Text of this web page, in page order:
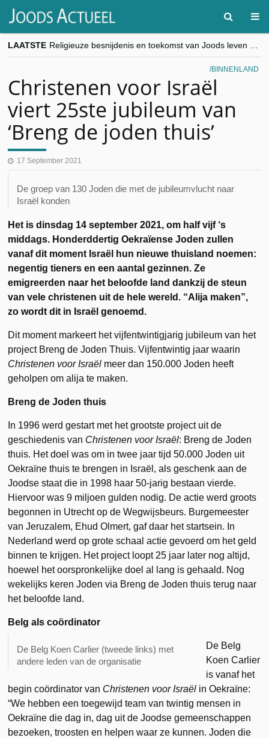
LAATSTE
“Besnijdenisdebat toont hoe moeilijk seculiere Westen minderheden begrijpt”, Jinnih Beels (Vooruit)
CITYTRIP | ROEMENIË – Boekarest: de verrassing van Oost-Europa
BINNENLAND
Christenen voor Israël
viert 25ste jubileum van
‘Breng de joden thuis’
17 September 2021
De groep van 130 Joden die met de jubileumvlucht naar
Israël konden
Het is dinsdag 14 september 2021, om half vijf ‘s
middags. Honderddertig Oekraïense Joden zullen
vanaf dit moment Israël hun nieuwe thuisland noemen:
negentig tieners en een aantal gezinnen. Ze
emigreerden naar het beloofde land dankzij de steun
van vele christenen uit de hele wereld. “Alija maken”,
zo wordt dit in Israël genoemd.
Dit moment markeert het vijfentwintigjarig jubileum van het
project Breng de Joden Thuis. Vijfentwintig jaar waarin
Christenen voor Israël meer dan 150.000 Joden heeft
geholpen om alija te maken.
Breng de Joden thuis
In 1996 werd gestart met het grootste project uit de
geschiedenis van Christenen voor Israël: Breng de Joden
thuis. Het doel was om in twee jaar tijd 50.000 Joden uit
Oekraïne thuis te brengen in Israël, als geschenk aan de
Joodse staat die in 1998 haar 50-jarig bestaan vierde.
Hiervoor was 9 miljoen gulden nodig. De actie werd groots
begonnen in Utrecht op de Wegwijsbeurs. Burgemeester
van Jeruzalem, Ehud Olmert, gaf daar het startsein. In
Nederland werd op grote schaal actie gevoerd om het geld
binnen te krijgen. Het project loopt 25 jaar later nog altijd,
hoewel het oorspronkelijke doel al lang is gehaald. Nog
wekelijks keren Joden via Breng de Joden thuis terug naar
het beloofde land.
Belg als coördinator
De Belg Koen Carlier (tweede links) met
andere leden van de organisatie
De Belg
Koen Carlier
is vanaf het
begin coördinator van Christenen voor Israël in Oekraïne:
“We hebben een toegewijd team van twintig mensen in
Oekraïne die dag in, dag uit de Joodse gemeenschappen
bezoeken, troosten en helpen waar ze kunnen. Joden die